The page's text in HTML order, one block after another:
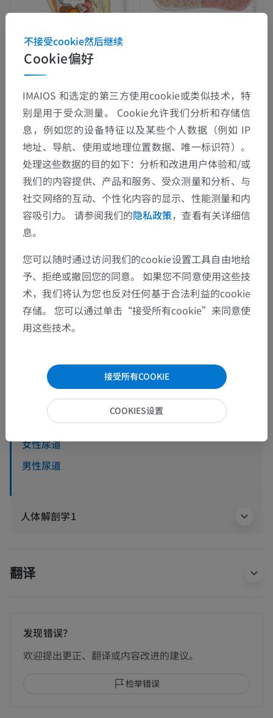
解剖层次
人体解剖学2
内脏系统> 泌尿系统>
底层结构：
女性尿道
男性尿道
人体解剖学1
翻译
发现错误？
欢迎提出更正、翻译或内容改进的建议。
检举错误
Cookie偏好
不接受cookie然后继续
IMAIOS 和选定的第三方使用cookie或类似技术，特
别是用于受众测量。 Cookie允许我们分析和存储信
息，例如您的设备特征以及某些个人数据（例如 IP
地址、导航、使用或地理位置数据、唯一标识符）。
处理这些数据的目的如下：分析和改进用户体验和/或
我们的内容提供、产品和服务、受众测量和分析、与
社交网络的互动、个性化内容的显示、性能测量和内
容吸引力。 请参阅我们的隐私政策，查看有关详细信
息。
您可以随时通过访问我们的cookie设置工具自由地给
予、拒绝或撤回您的同意。 如果您不同意使用这些技
术，我们将认为您也反对任何基于合法利益的cookie
存储。 您可以通过单击“接受所有cookie”来同意使
用这些技术。
接受所有COOKIE
COOKIES设置